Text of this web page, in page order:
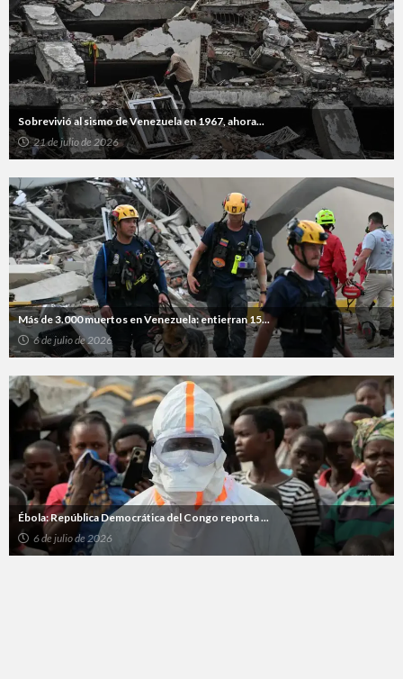
Sobrevivió al sismo de Venezuela en 1967, ahora...
21 de julio de 2026
Más de 3.000 muertos en Venezuela: entierran 15...
6 de julio de 2026
Ébola: República Democrática del Congo reporta ...
6 de julio de 2026